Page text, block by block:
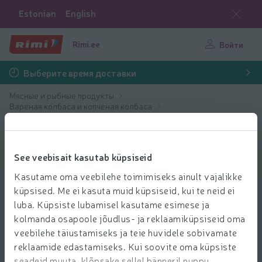
See veebisait kasutab küpsiseid
Kasutame oma veebilehe toimimiseks ainult vajalikke
küpsised. Me ei kasuta muid küpsiseid, kui te neid ei
luba. Küpsiste lubamisel kasutame esimese ja
kolmanda osapoole jõudlus- ja reklaamiküpsiseid oma
veebilehe täiustamiseks ja teie huvidele sobivamate
reklaamide edastamiseks. Kui soovite oma küpsiste
Estonian English
Rimi.ee Войти
Выберите время доставки
Мясные и рыбные продукты
Вареная колбаса и копченая колбаса
Полу копченые и копченые колбасы